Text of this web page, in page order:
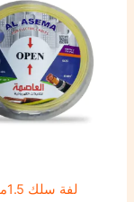
لفة سلك 1.5مم العاصمة